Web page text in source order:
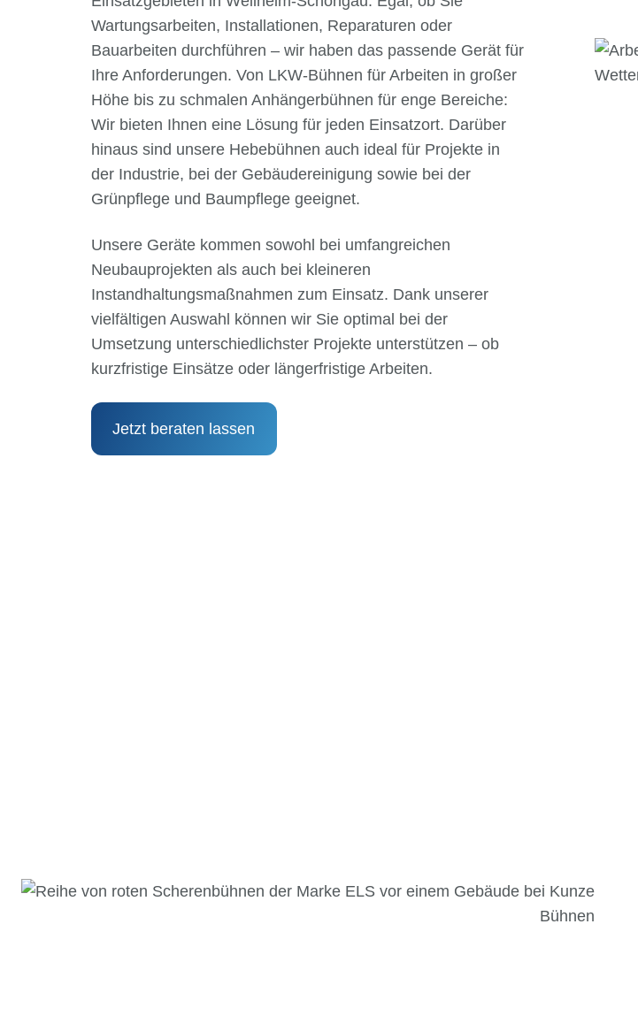
Wartungsarbeiten, Installationen, Reparaturen oder
Bauarbeiten durchführen – wir haben das passende Gerät für
Ihre Anforderungen. Von LKW-Bühnen für Arbeiten in großer
Höhe bis zu schmalen Anhängerbühnen für enge Bereiche:
Wir bieten Ihnen eine Lösung für jeden Einsatzort. Darüber
hinaus sind unsere Hebebühnen auch ideal für Projekte in
der Industrie, bei der Gebäudereinigung sowie bei der
Grünpflege und Baumpflege geeignet.
Unsere Geräte kommen sowohl bei umfangreichen
Neubauprojekten als auch bei kleineren
Instandhaltungsmaßnahmen zum Einsatz. Dank unserer
vielfältigen Auswahl können wir Sie optimal bei der
Umsetzung unterschiedlichster Projekte unterstützen – ob
kurzfristige Einsätze oder längerfristige Arbeiten.
Jetzt beraten lassen